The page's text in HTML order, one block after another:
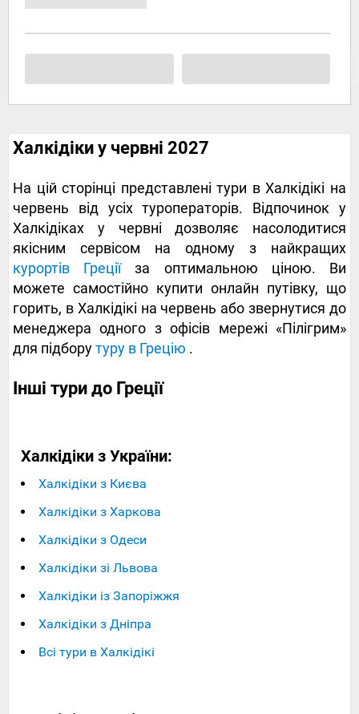
Халкідіки у червні 2027
На цій сторінці представлені тури в Халкідікі на
червень від усіх туроператорів. Відпочинок у
Халкідіках у червні дозволяє насолодитися
якісним сервісом на одному з найкращих
курортів Греціїза оптимальною ціною. Ви
можете самостійно купити онлайн путівку, що
горить, в Халкідікі на червень або звернутися до
менеджера одного з офісів мережі «Пілігрим»
для підборутуру в Грецію .
Інші тури до Греції
Халкідіки з України:
Халкідіки з Києва
Халкідіки з Харкова
Халкідіки з Одеси
Халкідіки зі Львова
Халкідіки із Запоріжжя
Халкідіки з Дніпра
Всі тури в Халкідікі